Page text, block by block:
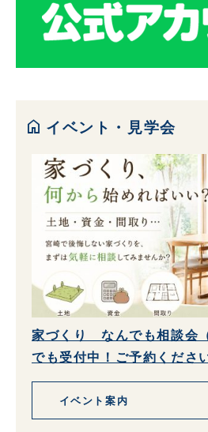
home イベント・見学会
家づくり なんでも相談会
でも受付中！ご予約くださ
イベント案内